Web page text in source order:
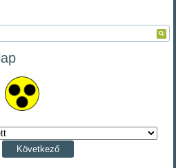
Következő